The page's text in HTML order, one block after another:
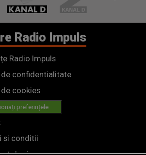
Radio Impuls
Radio Impuls
confidentialitate
cookies
preferințele
si conditii